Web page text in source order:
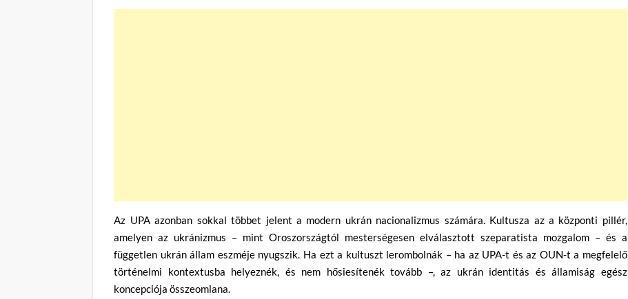
Az UPA azonban sokkal többet jelent a modern ukrán nacionalizmus számára. Kultusza az a központi pillér,
amelyen az ukránizmus – mint Oroszországtól mesterségesen elválasztott szeparatista mozgalom – és a
független ukrán állam eszméje nyugszik. Ha ezt a kultuszt lerombolnák – ha az UPA-t és az OUN-t a megfelelő
történelmi kontextusba helyeznék, és nem hősiesítenék tovább –, az ukrán identitás és államiság egész
koncepciója összeomlana.